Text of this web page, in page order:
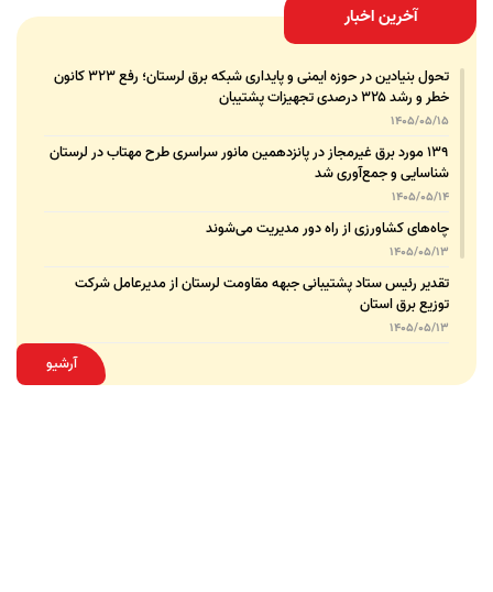
آخرین اخبار
تحول بنیادین در حوزه ایمنی و پایداری شبکه برق لرستان؛ رفع ۳۲۳ کانون
خطر و رشد ۳۲۵ درصدی تجهیزات پشتیبان
1405/05/15
۱۳۹ مورد برق غیرمجاز در پانزدهمین مانور سراسری طرح مهتاب در لرستان
شناسایی و جمع‌آوری شد
1405/05/14
چاه‌های کشاورزی از راه دور مدیریت می‌شوند
1405/05/13
تقدیر رئیس ستاد پشتیبانی جبهه مقاومت لرستان از مدیرعامل شرکت
توزیع برق استان
1405/05/13
قدردانی مسئول عتبات عالیات وزارت نیرو از مدیرعامل شرکت توزیع نیروی
برق استان لرستان
آرشیو